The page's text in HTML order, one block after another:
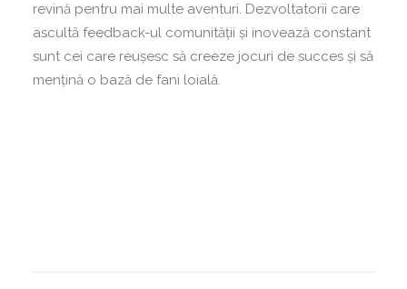
revină pentru mai multe aventuri. Dezvoltatorii care
ascultă feedback-ul comunității și inovează constant
sunt cei care reușesc să creeze jocuri de succes și să
mențină o bază de fani loială.